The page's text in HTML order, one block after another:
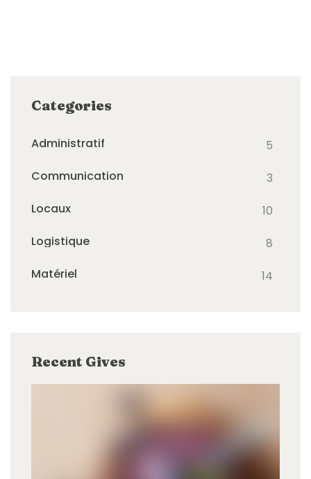
Categories
Administratif
5
Communication
3
Locaux
10
Logistique
8
Matériel
14
Recent Gives